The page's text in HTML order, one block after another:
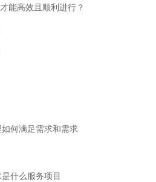
能高效且顺利进行？
何满足需求和需求
什么服务项目